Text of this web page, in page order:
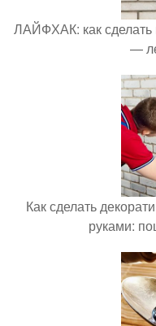
ЛАЙФХАК: как сделать
—
Как сделать
руками: